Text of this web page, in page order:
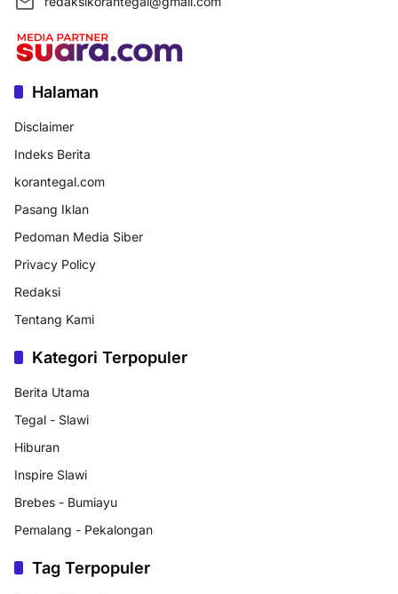
Halaman
Disclaimer
Indeks Berita
korantegal.com
Pasang Iklan
Pedoman Media Siber
Privacy Policy
Redaksi
Tentang Kami
Kategori Terpopuler
Berita Utama
Tegal - Slawi
Hiburan
Inspire Slawi
Brebes - Bumiayu
Pemalang - Pekalongan
Tag Terpopuler